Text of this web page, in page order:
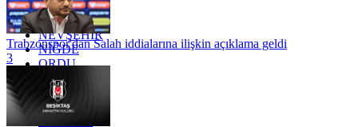
MUĞLA
MUŞ
NEVŞEHİR
NİĞDE
ORDU
OSMANİYE
RİZE
SAKARYA
Trabzonspor'dan Salah iddialarına ilişkin açıklama geldi
3